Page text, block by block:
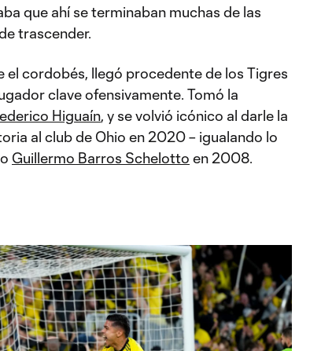
que ahí se terminaban muchas de las
trascender.
el cordobés, llegó procedente de los Tigres
clave ofensivamente. Tomó la
Higuaín, y se volvió icónico al darle la
al club de Ohio en 2020 – igualando lo
Guillermo Barros Schelotto en 2008.